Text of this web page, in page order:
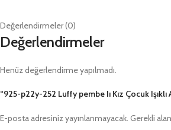
Değerlendirmeler (0)
Değerlendirmeler
Henüz değerlendirme yapılmadı.
“925-p22y-252 Luffy pembe Iı Kız Çocuk
E-posta adresiniz yayınlanmayacak. Gerekli